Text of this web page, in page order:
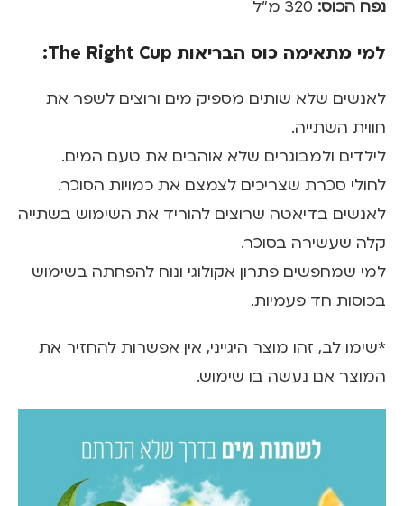
נפח הכוס:
למי מתאימה כוס הבריאות The Right Cup:
לאנשים שלא שותים מספיק מים ורוצים לשפר את
חווית השתייה.
לילדים ולמבוגרים שלא אוהבים את טעם המים.
לחולי סכרת שצריכים לצמצם את כמויות הסוכר.
לאנשים בדיאטה שרוצים להוריד את השימוש בשתייה
קלה שעשירה בסוכר.
למי שמחפשים פתרון אקולוגי ונוח להפחתה בשימוש
בכוסות חד פעמיות.
*שימו לב, זהו מוצר היגייני, אין אפשרות להחזיר את
המוצר אם נעשה בו שימוש.